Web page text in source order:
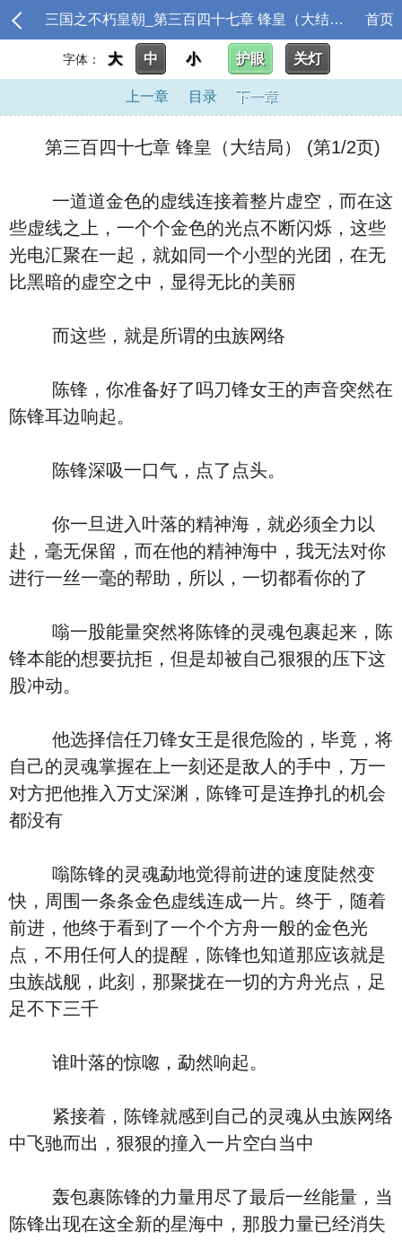
三国之不朽皇朝_第三百四十七章 锋皇（大结局） 首页
字体： 大 中 小 护眼 关灯
上一章 目录 下一章
第三百四十七章 锋皇（大结局） (第1/2页)
一道道金色的虚线连接着整片虚空，而在这
些虚线之上，一个个金色的光点不断闪烁，这些
光电汇聚在一起，就如同一个小型的光团，在无
比黑暗的虚空之中，显得无比的美丽
而这些，就是所谓的虫族网络
陈锋，你准备好了吗刀锋女王的声音突然在
陈锋耳边响起。
陈锋深吸一口气，点了点头。
你一旦进入叶落的精神海，就必须全力以
赴，毫无保留，而在他的精神海中，我无法对你
进行一丝一毫的帮助，所以，一切都看你的了
嗡一股能量突然将陈锋的灵魂包裹起来，陈
锋本能的想要抗拒，但是却被自己狠狠的压下这
股冲动。
他选择信任刀锋女王是很危险的，毕竟，将
自己的灵魂掌握在上一刻还是敌人的手中，万一
对方把他推入万丈深渊，陈锋可是连挣扎的机会
都没有
嗡陈锋的灵魂勐地觉得前进的速度陡然变
快，周围一条条金色虚线连成一片。终于，随着
前进，他终于看到了一个个方舟一般的金色光
点，不用任何人的提醒，陈锋也知道那应该就是
虫族战舰，此刻，那聚拢在一切的方舟光点，足
足不下三千
谁叶落的惊唿，勐然响起。
紧接着，陈锋就感到自己的灵魂从虫族网络
中飞驰而出，狠狠的撞入一片空白当中
轰包裹陈锋的力量用尽了最后一丝能量，当
陈锋出现在这全新的星海中，那股力量已经消失